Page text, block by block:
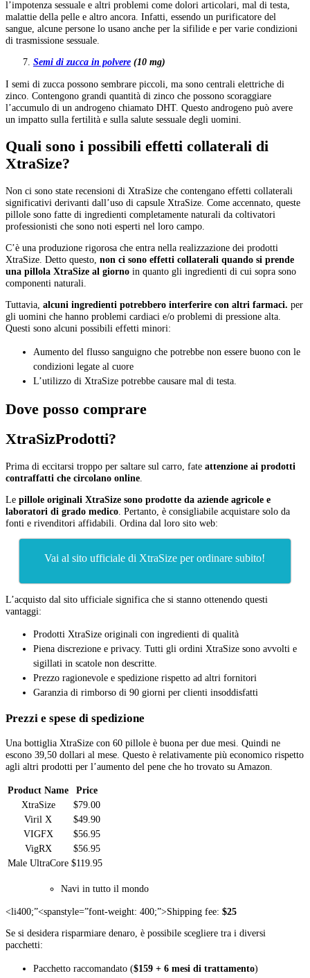
l’impotenza sessuale e altri problemi come dolori articolari, mal di testa,
malattie della pelle e altro ancora. Infatti, essendo un purificatore del
sangue, alcune persone lo usano anche per la sifilide e per varie condizioni
di trasmissione sessuale.
Semi di zucca in polvere (10 mg)
I semi di zucca possono sembrare piccoli, ma sono centrali elettriche di
zinco. Contengono grandi quantità di zinco che possono scoraggiare
l’accumulo di un androgeno chiamato DHT. Questo androgeno può avere
un impatto sulla fertilità e sulla salute sessuale degli uomini.
Quali sono i possibili effetti collaterali di
XtraSize?
Non ci sono state recensioni di XtraSize che contengano effetti collaterali
significativi derivanti dall’uso di capsule XtraSize. Come accennato, queste
pillole sono fatte di ingredienti completamente naturali da coltivatori
professionisti che sono noti esperti nel loro campo.
C’è una produzione rigorosa che entra nella realizzazione dei prodotti
XtraSize. Detto questo, non ci sono effetti collaterali quando si prende
una pillola XtraSize al giorno in quanto gli ingredienti di cui sopra sono
componenti naturali.
Tuttavia, alcuni ingredienti potrebbero interferire con altri farmaci. per
gli uomini che hanno problemi cardiaci e/o problemi di pressione alta.
Questi sono alcuni possibili effetti minori:
Aumento del flusso sanguigno che potrebbe non essere buono con le
condizioni legate al cuore
L’utilizzo di XtraSize potrebbe causare mal di testa.
Dove posso comprare
XtraSizProdotti?
Prima di eccitarsi troppo per saltare sul carro, fate attenzione ai prodotti
contraffatti che circolano online
Le pillole originali XtraSize sono prodotte da aziende agricole e
laboratori di grado medico Pertanto, è consigliabile acquistare solo da
fonti e rivenditori affidabili. Ordina dal loro sito web:
Vai al sito ufficiale di XtraSize per ordinare subito!
L’acquisto dal sito ufficiale significa che si stanno ottenendo questi
vantaggi:
Prodotti XtraSize originali con ingredienti di qualità
Piena discrezione e privacy. Tutti gli ordini XtraSize sono avvolti e
sigillati in scatole non descritte.
Prezzo ragionevole e spedizione rispetto ad altri fornitori
Garanzia di rimborso di 90 giorni per clienti insoddisfatti
Prezzi e spese di spedizione
Una bottiglia XtraSize con 60 pillole è buona per due mesi. Quindi ne
escono 39,50 dollari al mese. Questo è relativamente più economico rispetto
agli altri prodotti per l’aumento del pene che ho trovato su Amazon.
Product Name
Price
XtraSize
$79.00
Viril X
$49.90
VIGFX
$56.95
VigRX
$56.95
Male UltraCore $119.95
Navi in tutto il mondo
<li400;”<spanstyle=”font-weight: 400;”>Shipping fee: $25
Se si desidera risparmiare denaro, è possibile scegliere tra i diversi
pacchetti:
Pacchetto raccomandato ($159 + 6 mesi di trattamento)